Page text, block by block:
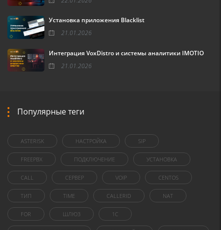
Установка приложения Blacklist
21.01.2026
Интеграция VoxDistro и системы аналитики IMOTIO
21.01.2026
Популярные теги
ASTERISK НАСТРОЙКА SIP
FREEPBX ПОДКЛЮЧЕНИЕ УСТАНОВКА
CALL СЕРВЕР VOIP CENTOS
ТИП TIME CALLERID NAT
FOR ШЛЮЗ 1C